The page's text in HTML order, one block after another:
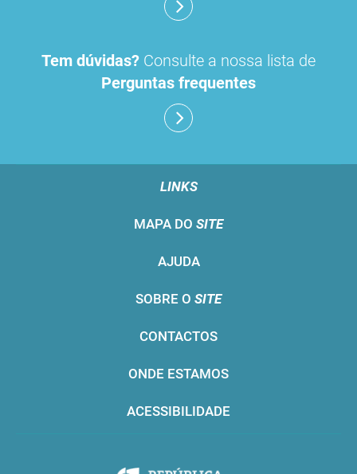
Tem dúvidas? Consulte a nossa lista de
Perguntas frequentes
LINKS
MAPA DO SITE
AJUDA
SOBRE O SITE
CONTACTOS
ONDE ESTAMOS
ACESSIBILIDADE